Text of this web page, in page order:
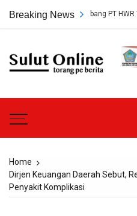
Breaking News
Tambang PT HWR Tak Pernah
Home
Dirjen Keuangan Daerah Sebut,
Penyakit Komplikasi